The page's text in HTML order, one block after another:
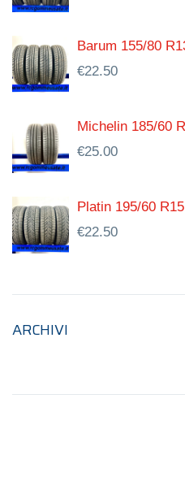
Barum 155/80
€22.50
Michelin 185/60
€25.00
Platin 195/60
€22.50
ARCHIVI